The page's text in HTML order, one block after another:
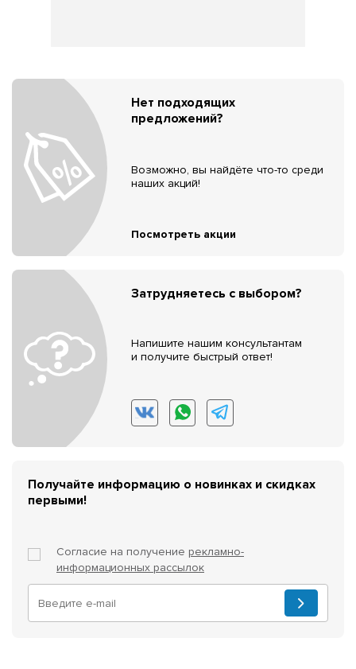
Нет подходящих
предложений?
Возможно, вы найдёте что-то среди
наших акций!
Посмотреть акции
Затрудняетесь с выбором?
Напишите нашим консультантам
и получите быстрый ответ!
Получайте информацию о новинках и скидках
первыми!
Согласие на получение рекламно-
информационных рассылок